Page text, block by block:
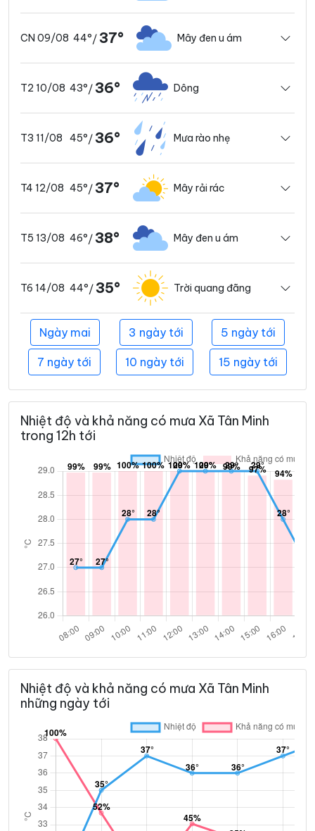
CN 09/08 44°/ 37° Mây đen u ám
T2 10/08 43°/ 36° Dông
T3 11/08 45°/ 36° Mưa rào nhẹ
T4 12/08 45°/ 37° Mây rải rác
T5 13/08 46°/ 38° Mây đen u ám
T6 14/08 44°/ 35° Trời quang đãng
Ngày mai 3 ngày tới 5 ngày tới
7 ngày tới 10 ngày tới 15 ngày tới
Nhiệt độ và khả năng có mưa Xã Tân Minh
trong 12h tới
Nhiệt độ và khả năng có mưa Xã Tân Minh
những ngày tới